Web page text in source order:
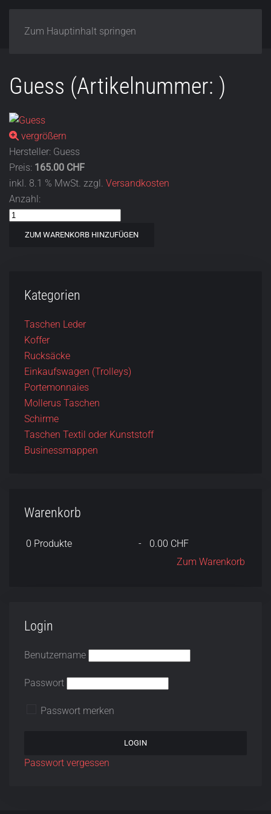
Zum Hauptinhalt springen
Guess (Artikelnummer: )
vergrößern
Hersteller: Guess
Preis: 165.00 CHF
inkl. 8.1 % MwSt. zzgl. Versandkosten
Anzahl:
Kategorien
Taschen Leder
Koffer
Rucksäcke
Einkaufswagen (Trolleys)
Portemonnaies
Mollerus Taschen
Schirme
Taschen Textil oder Kunststoff
Businessmappen
Warenkorb
0 Produkte -
0.00 CHF
Zum Warenkorb
Login
Benutzername
Passwort
Passwort merken
Passwort vergessen